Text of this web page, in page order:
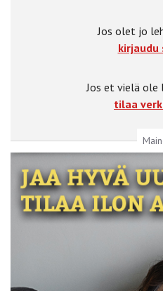
Jos olet jo
kirjaudu
Jos et vielä ole
tilaa